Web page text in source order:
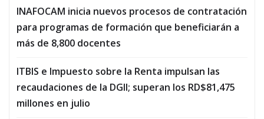
INAFOCAM inicia nuevos procesos de contratación
para programas de formación que beneficiarán a
más de 8,800 docentes
ITBIS e Impuesto sobre la Renta impulsan las
recaudaciones de la DGII; superan los RD$81,475
millones en julio